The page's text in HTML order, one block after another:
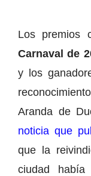
Los premios
Carnaval de
y los
Aranda de
noticia que
que la
ciudad